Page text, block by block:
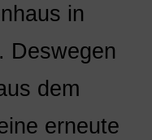
in
Deswegen
dem
erneute